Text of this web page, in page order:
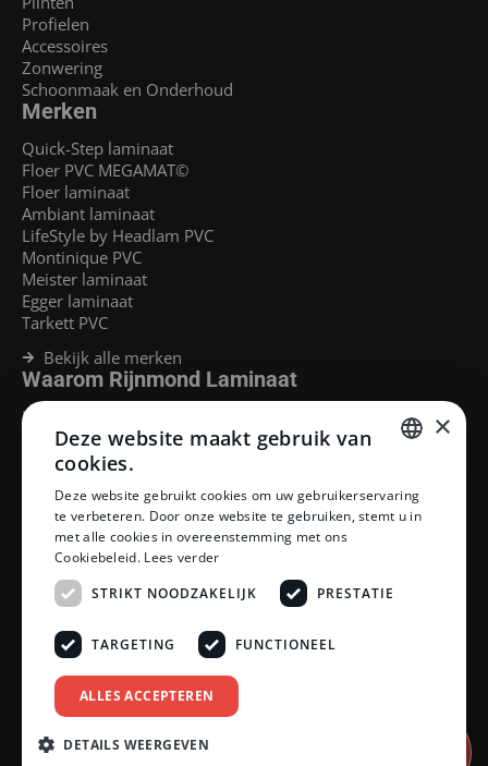
Profielen
Accessoires
Zonwering
Schoonmaak en Onderhoud
Merken
Quick-Step laminaat
Floer PVC MEGAMAT©
Floer laminaat
Ambiant laminaat
LifeStyle by Headlam PVC
Montinique PVC
Meister laminaat
Egger laminaat
Tarkett PVC
Bekijk alle merken
Waarom Rijnmond Laminaat
Legservice
Laminaat Capelle aan den Ijssel
Laminaat voor vloerverwarming
Klantenservice
Betaalmethoden
Openingstijden showroom
Afhalen en bezorgen
Retourprocedure
Veelgestelde vragen
Legservice
Neem contact op
Reviewpolicy
Privacy policy
Algemene voorwaarden
DUTCH
×
Deze website maakt gebruik van
cookies.
Deze website gebruikt cookies om uw gebruikerservaring
te verbeteren. Door onze website te gebruiken, stemt u in
met alle cookies in overeenstemming met ons
Cookiebeleid. Lees verder
STRIKT NOODZAKELIJK
PRESTATIE
TARGETING FUNCTIONEEL
ALLES ACCEPTEREN
DETAILS WEERGEVEN